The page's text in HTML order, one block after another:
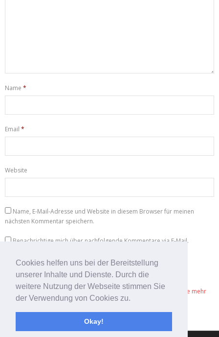
Cookies helfen uns bei der Bereitstellung
unserer Inhalte und Dienste. Durch die
weitere Nutzung der Webseite stimmen Sie
der Verwendung von Cookies zu.
Okay!
Name *
Email *
Website
Name, E-Mail-Adresse und Website in diesem Browser für meinen
nächsten Kommentar speichern.
Benachrichtige mich über nachfolgende Kommentare via E-Mail.
Diese Website verwendet Akismet, um Spam zu reduzieren.
Erfahre mehr
darüber, wie deine Kommentardaten verarbeitet werden